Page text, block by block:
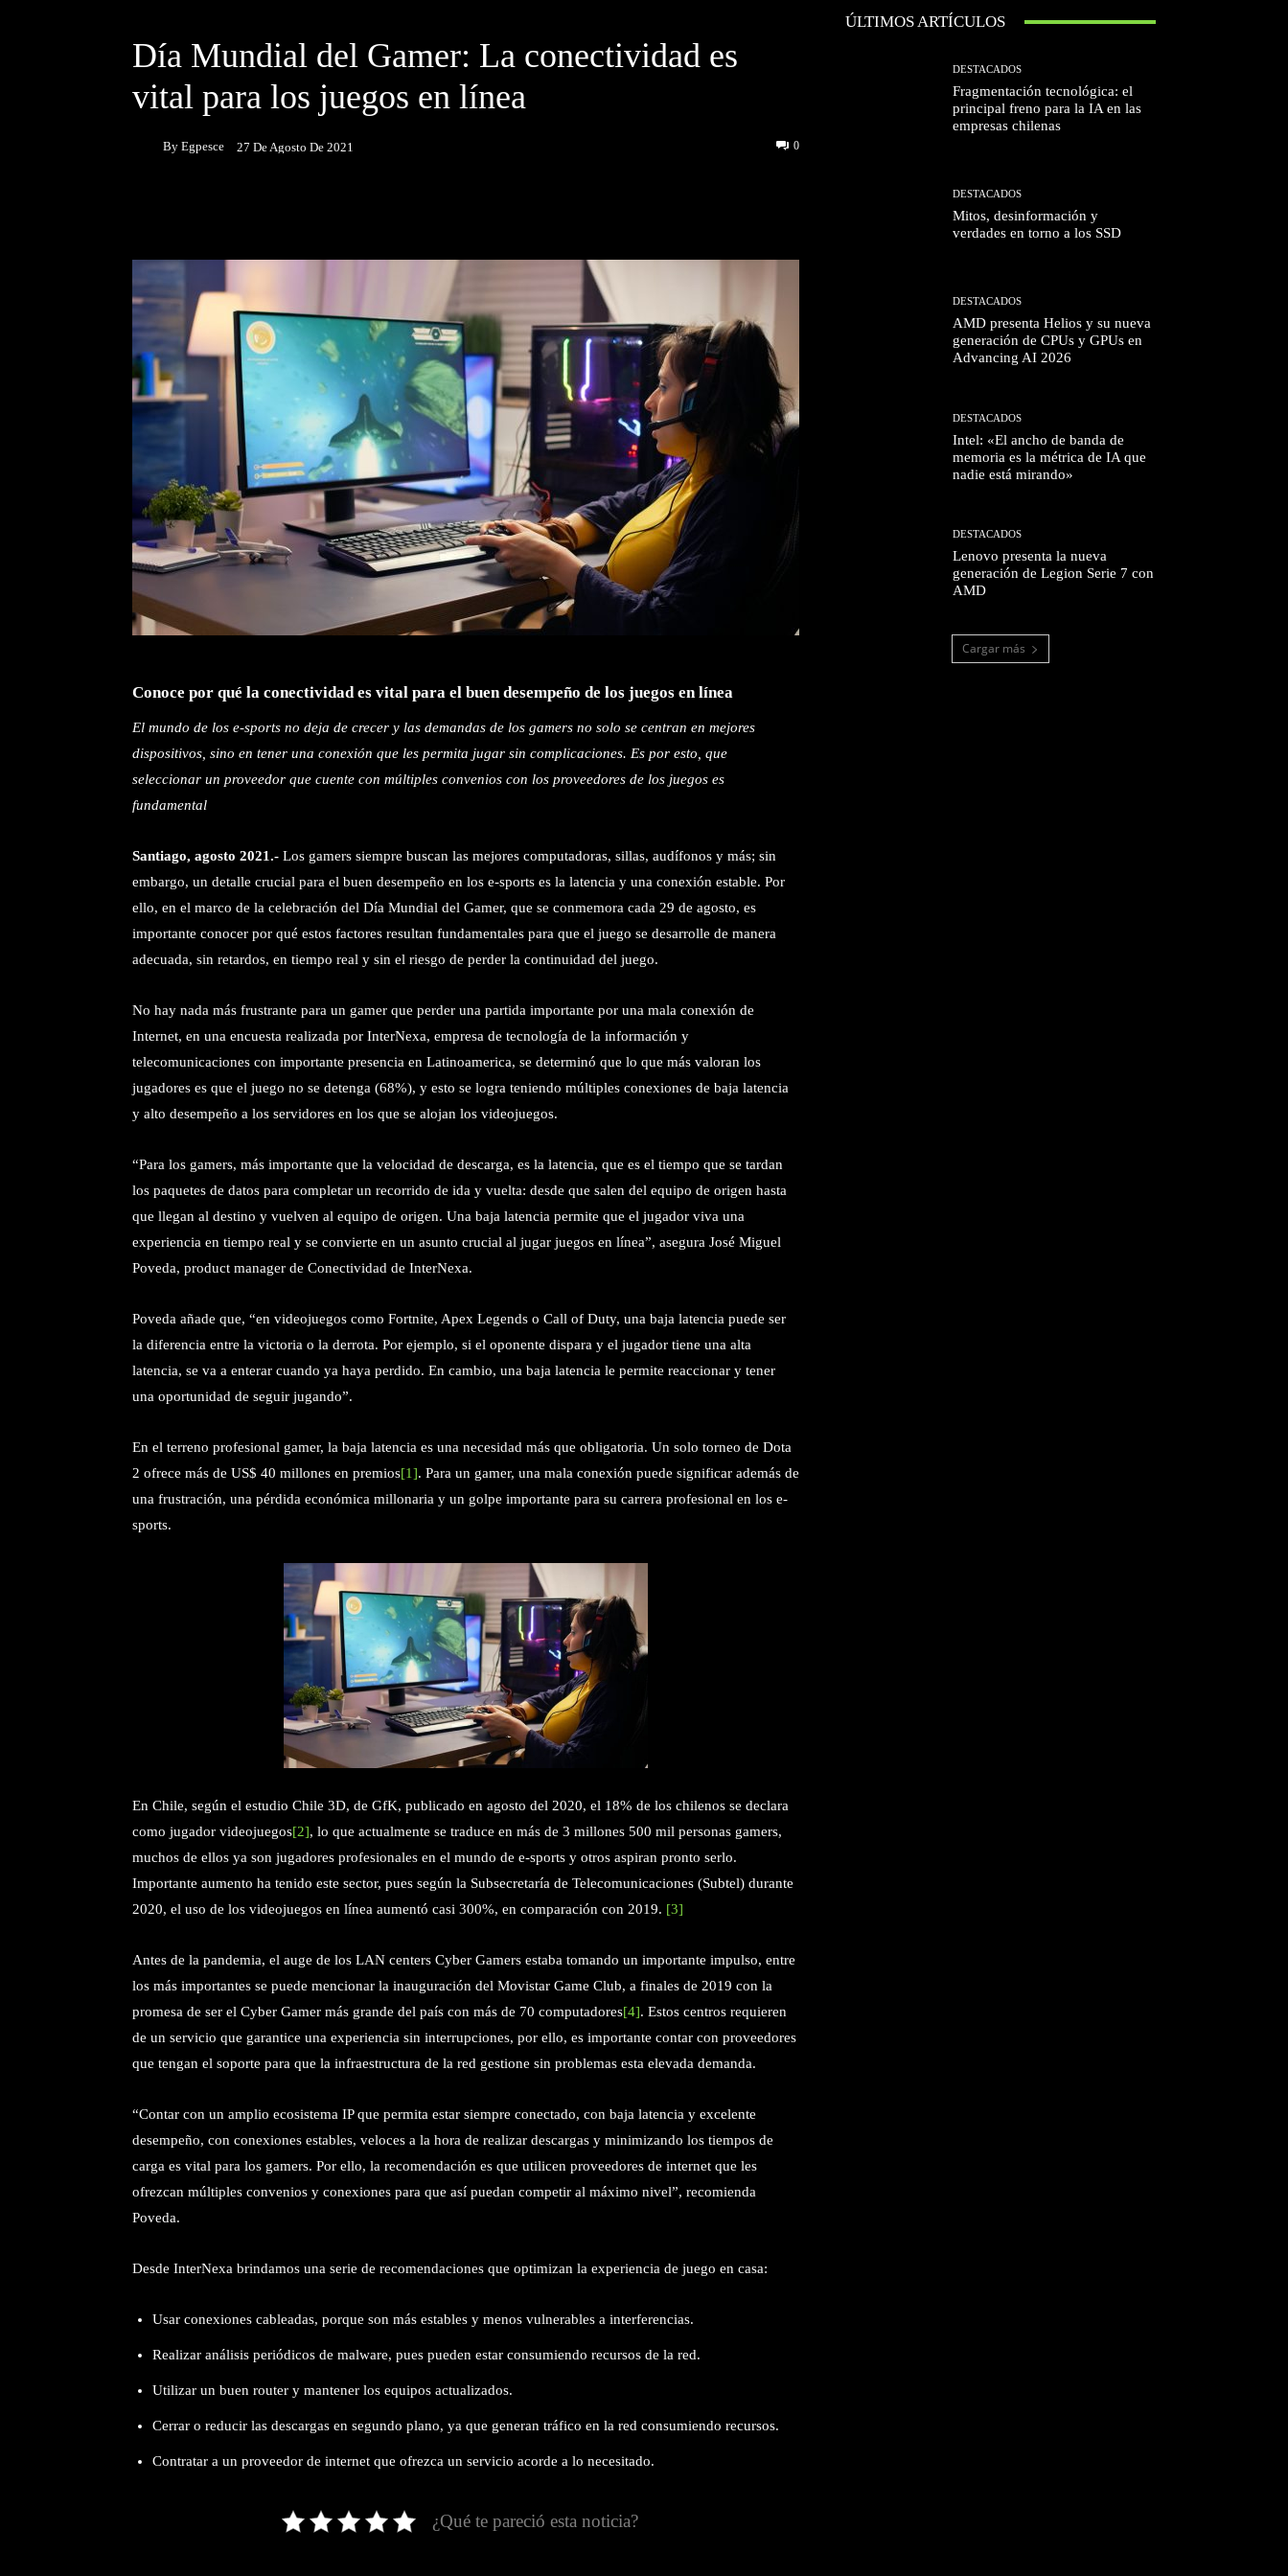
Día Mundial del Gamer: La conectividad es
vital para los juegos en línea
By Egpesce 27 De Agosto De 2021 0
Conoce por qué la conectividad es vital para el buen desempeño de los juegos en línea
El mundo de los e-sports no deja de crecer y las demandas de los gamers no solo se centran en mejores
dispositivos, sino en tener una conexión que les permita jugar sin complicaciones. Es por esto, que
seleccionar un proveedor que cuente con múltiples convenios con los proveedores de los juegos es
fundamental
Santiago, agosto 2021.- Los gamers siempre buscan las mejores computadoras, sillas, audífonos y más; sin
embargo, un detalle crucial para el buen desempeño en los e-sports es la latencia y una conexión estable. Por
ello, en el marco de la celebración del Día Mundial del Gamer, que se conmemora cada 29 de agosto, es
importante conocer por qué estos factores resultan fundamentales para que el juego se desarrolle de manera
adecuada, sin retardos, en tiempo real y sin el riesgo de perder la continuidad del juego.
No hay nada más frustrante para un gamer que perder una partida importante por una mala conexión de
Internet, en una encuesta realizada por InterNexa, empresa de tecnología de la información y
telecomunicaciones con importante presencia en Latinoamerica, se determinó que lo que más valoran los
jugadores es que el juego no se detenga (68%), y esto se logra teniendo múltiples conexiones de baja latencia
y alto desempeño a los servidores en los que se alojan los videojuegos.
“Para los gamers, más importante que la velocidad de descarga, es la latencia, que es el tiempo que se tardan
los paquetes de datos para completar un recorrido de ida y vuelta: desde que salen del equipo de origen hasta
que llegan al destino y vuelven al equipo de origen. Una baja latencia permite que el jugador viva una
experiencia en tiempo real y se convierte en un asunto crucial al jugar juegos en línea”, asegura José Miguel
Poveda, product manager de Conectividad de InterNexa.
Poveda añade que, “en videojuegos como Fortnite, Apex Legends o Call of Duty, una baja latencia puede ser
la diferencia entre la victoria o la derrota. Por ejemplo, si el oponente dispara y el jugador tiene una alta
latencia, se va a enterar cuando ya haya perdido. En cambio, una baja latencia le permite reaccionar y tener
una oportunidad de seguir jugando”.
En el terreno profesional gamer, la baja latencia es una necesidad más que obligatoria. Un solo torneo de Dota
2 ofrece más de US$ 40 millones en premios[1]. Para un gamer, una mala conexión puede significar además de
una frustración, una pérdida económica millonaria y un golpe importante para su carrera profesional en los e-
sports.
En Chile, según el estudio Chile 3D, de GfK, publicado en agosto del 2020, el 18% de los chilenos se declara
como jugador videojuegos[2], lo que actualmente se traduce en más de 3 millones 500 mil personas gamers,
muchos de ellos ya son jugadores profesionales en el mundo de e-sports y otros aspiran pronto serlo.
Importante aumento ha tenido este sector, pues según la Subsecretaría de Telecomunicaciones (Subtel) durante
2020, el uso de los videojuegos en línea aumentó casi 300%, en comparación con 2019. [3]
Antes de la pandemia, el auge de los LAN centers Cyber Gamers estaba tomando un importante impulso, entre
los más importantes se puede mencionar la inauguración del Movistar Game Club, a finales de 2019 con la
promesa de ser el Cyber Gamer más grande del país con más de 70 computadores[4]. Estos centros requieren
de un servicio que garantice una experiencia sin interrupciones, por ello, es importante contar con proveedores
que tengan el soporte para que la infraestructura de la red gestione sin problemas esta elevada demanda.
“Contar con un amplio ecosistema IP que permita estar siempre conectado, con baja latencia y excelente
desempeño, con conexiones estables, veloces a la hora de realizar descargas y minimizando los tiempos de
carga es vital para los gamers. Por ello, la recomendación es que utilicen proveedores de internet que les
ofrezcan múltiples convenios y conexiones para que así puedan competir al máximo nivel”, recomienda
Poveda.
Desde InterNexa brindamos una serie de recomendaciones que optimizan la experiencia de juego en casa:
Usar conexiones cableadas, porque son más estables y menos vulnerables a interferencias.
Realizar análisis periódicos de malware, pues pueden estar consumiendo recursos de la red.
Utilizar un buen router y mantener los equipos actualizados.
Cerrar o reducir las descargas en segundo plano, ya que generan tráfico en la red consumiendo recursos.
Contratar a un proveedor de internet que ofrezca un servicio acorde a lo necesitado.
¿Qué te pareció esta noticia?
ÚLTIMOS ARTÍCULOS
DESTACADOS
Fragmentación tecnológica: el
principal freno para la IA en las
empresas chilenas
DESTACADOS
Mitos, desinformación y
verdades en torno a los SSD
DESTACADOS
AMD presenta Helios y su nueva
generación de CPUs y GPUs en
Advancing AI 2026
DESTACADOS
Intel: «El ancho de banda de
memoria es la métrica de IA que
nadie está mirando»
DESTACADOS
Lenovo presenta la nueva
generación de Legion Serie 7 con
AMD
Cargar más